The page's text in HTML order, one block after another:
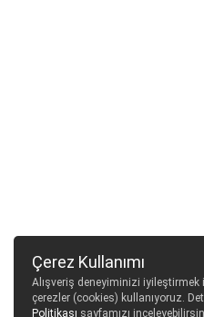
Çerez Kullanımı
Alışveriş deneyiminizi
çerezler (cookies) kullanıyoruz.
Politikası sayfamızı